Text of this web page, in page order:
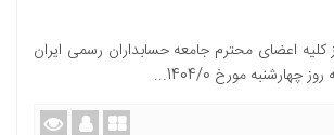
اعضای محترم جامعه حسابداران رسمی ایران
مورخ 1404/0...